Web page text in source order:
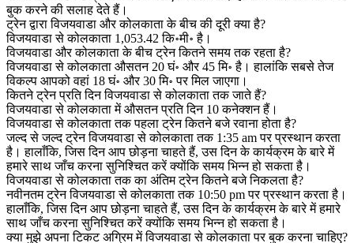
बुक करने की सलाह देते हैं।
ट्रेन द्वारा विजयवाडा और कोलकाता के बीच की दूरी क्या है?
विजयवाडा से कोलकाता 1,053.42 कि॰मी॰ है।
विजयवाडा और कोलकाता के बीच ट्रेन कितने समय तक रहता है?
विजयवाडा से कोलकाता औसतन 20 घं॰ और 45 मि॰ है। हालांकि सबसे तेज
विकल्प आपको वहां 18 घं॰ और 30 मि॰ पर मिल जाएगा।
कितने ट्रेन प्रति दिन विजयवाडा से कोलकाता तक जाते हैं?
विजयवाडा से कोलकाता में औसतन प्रति दिन 10 कनेक्शन हैं।
विजयवाडा से कोलकाता तक पहला ट्रेन कितने बजे रवाना होता है?
जल्द से जल्द ट्रेन विजयवाडा से कोलकाता तक 1:35 am पर प्रस्थान करता
है। हालाँकि, जिस दिन आप छोड़ना चाहते हैं, उस दिन के कार्यक्रम के बारे में
हमारे साथ जाँच करना सुनिश्चित करें क्योंकि समय भिन्न हो सकता है।
विजयवाडा से कोलकाता तक का अंतिम ट्रेन कितने बजे निकलता है?
नवीनतम ट्रेन विजयवाडा से कोलकाता तक 10:50 pm पर प्रस्थान करता है।
हालाँकि, जिस दिन आप छोड़ना चाहते हैं, उस दिन के कार्यक्रम के बारे में हमारे
साथ जाँच करना सुनिश्चित करें क्योंकि समय भिन्न हो सकता है।
क्या मुझे अपना टिकट अग्रिम में विजयवाडा से कोलकाता पर बुक करना चाहिए?